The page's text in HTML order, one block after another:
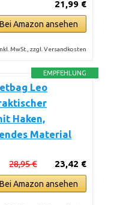
21,99 €
Amazon ansehen
MwSt., zzgl. Versandkosten
EMPFEHLUNG
Leo
Haken,
Material
23,42 €
28,95 €
Amazon ansehen